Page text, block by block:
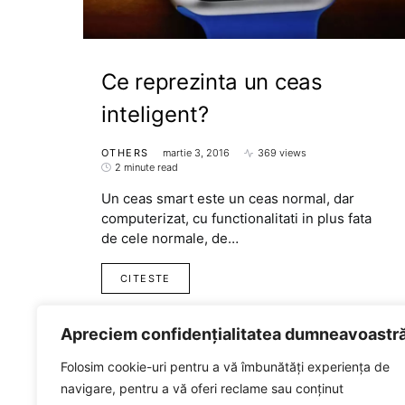
Apreciem confidențialitatea
Folosim cookie-uri pentru a vă îmbunătăți experiența de
navigare, pentru a vă oferi reclame sau conținut
Ce reprezinta un ceas
inteligent?
OTHERS martie 3, 2016
369 views
2 minute read
Un ceas smart este un ceas normal, dar
computerizat, cu functionalitati in plus fata
de cele normale, de…
CITESTE